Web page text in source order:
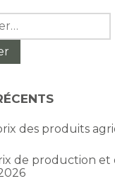
des produits
de production et